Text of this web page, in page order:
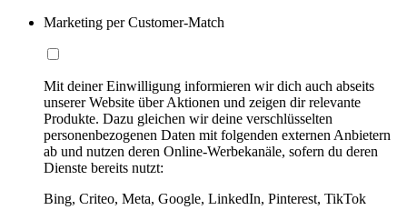
Marketing per Customer-Match
Mit deiner Einwilligung informieren wir dich auch abseits
unserer Website über Aktionen und zeigen dir relevante
Produkte. Dazu gleichen wir deine verschlüsselten
personenbezogenen Daten mit folgenden externen Anbietern
ab und nutzen deren Online-Werbekanäle, sofern du deren
Dienste bereits nutzt:
Bing, Criteo, Meta, Google, LinkedIn, Pinterest, TikTok